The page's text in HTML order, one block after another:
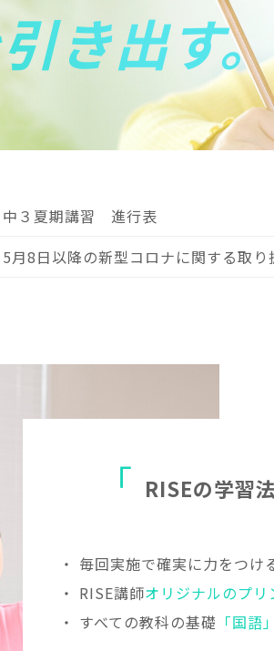
き出す
中３夏期講習 進行表
5月8日以降の新型コロナに関する取り
RISEの学習法
・ 毎回実施で確実に力をつけ
・ RISE講師オリジナルのプリ
・ すべての教科の基礎 「国